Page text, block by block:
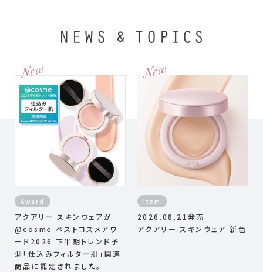
Award
アクアリー スキンウェアが
@cosme ベストコスメアワ
ード2026 下半期トレンド予
測「仕込みフィルター肌」関連
商品に認定されました。
Item
2026.08.21発売
アクアリー スキンウェア 新色